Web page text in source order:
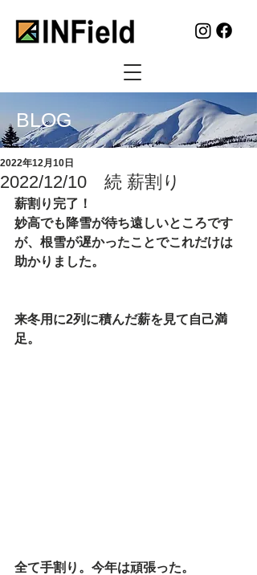
BLOG
2022/12/10 続 薪割り
2022年12月10日
薪割り完了！
妙高でも降雪が待ち遠しいところです
が、根雪が遅かったことでこれだけは
助かりました。
来冬用に2列に積んだ薪を見て自己満
足。
全て手割り。今年は頑張った。